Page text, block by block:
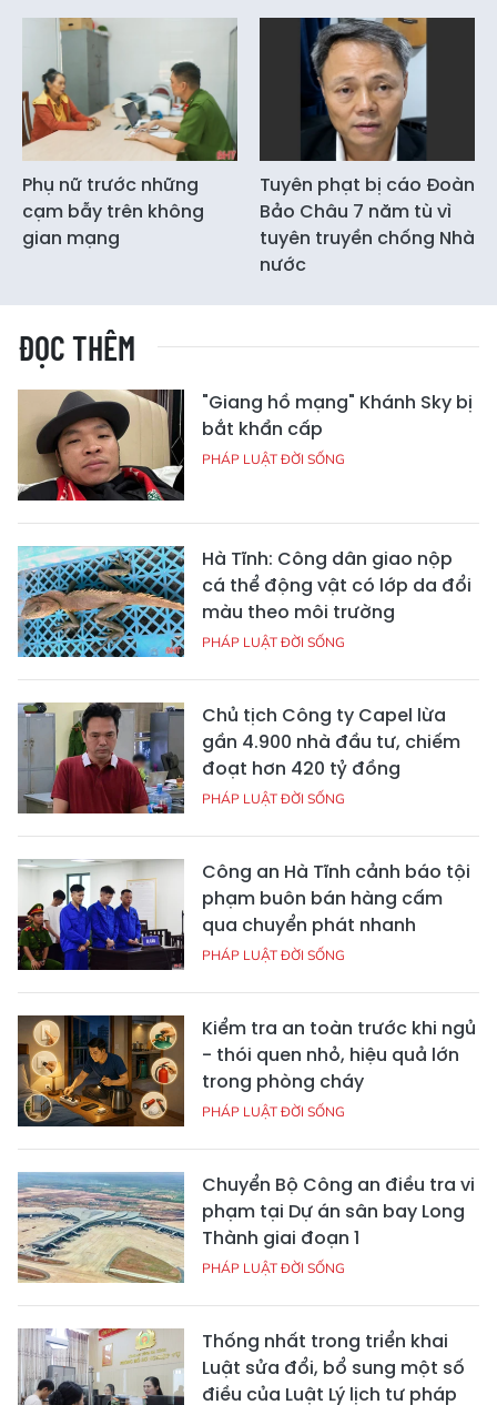
Phụ nữ trước những
cạm bẫy trên không
gian mạng
Tuyên phạt bị cáo Đoàn
Bảo Châu 7 năm tù vì
tuyên truyền chống Nhà
nước
ĐỌC THÊM
"Giang hồ mạng" Khánh Sky bị
bắt khẩn cấp
PHÁP LUẬT ĐỜI SỐNG
Hà Tĩnh: Công dân giao nộp
cá thể động vật có lớp da đổi
màu theo môi trường
PHÁP LUẬT ĐỜI SỐNG
Chủ tịch Công ty Capel lừa
gần 4.900 nhà đầu tư, chiếm
đoạt hơn 420 tỷ đồng
PHÁP LUẬT ĐỜI SỐNG
Công an Hà Tĩnh cảnh báo tội
phạm buôn bán hàng cấm
qua chuyển phát nhanh
PHÁP LUẬT ĐỜI SỐNG
Kiểm tra an toàn trước khi ngủ
- thói quen nhỏ, hiệu quả lớn
trong phòng cháy
PHÁP LUẬT ĐỜI SỐNG
Chuyển Bộ Công an điều tra vi
phạm tại Dự án sân bay Long
Thành giai đoạn 1
PHÁP LUẬT ĐỜI SỐNG
Thống nhất trong triển khai
Luật sửa đổi, bổ sung một số
điều của Luật Lý lịch tư pháp